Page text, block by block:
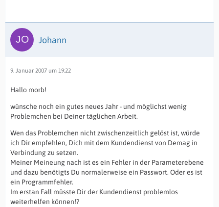
Johann
9. Januar 2007 um 19:22
Hallo morb!
wünsche noch ein gutes neues Jahr - und möglichst wenig
Problemchen bei Deiner täglichen Arbeit.
Wen das Problemchen nicht zwischenzeitlich gelöst ist, würde
ich Dir empfehlen, Dich mit dem Kundendienst von Demag in
Verbindung zu setzen.
Meiner Meineung nach ist es ein Fehler in der Parameterebene
und dazu benötigts Du normalerweise ein Passwort. Oder es ist
ein Programmfehler.
Im erstan Fall müsste Dir der Kundendienst problemlos
weiterhelfen können!?